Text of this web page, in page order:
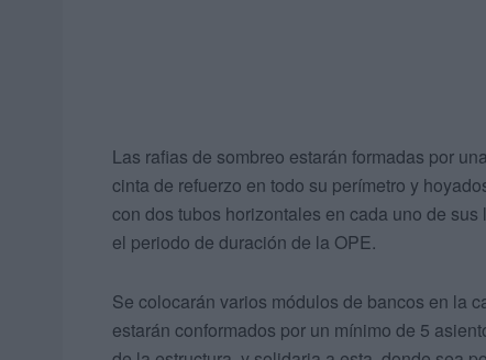
Las rafias de sombreo estarán formadas por
cinta de refuerzo en todo su perímetro y
con dos tubos horizontales en cada uno de
el periodo de duración de la OPE.
Se colocarán varios módulos de bancos en la
estarán conformados por un mínimo de 5